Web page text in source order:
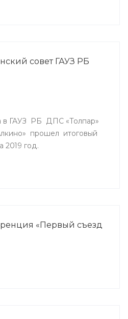
совет ГАУЗ РБ
в ГАУЗ РБ ДПС «Толпар»
прошел итоговый
2019 год.
«Первый съезд